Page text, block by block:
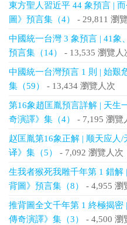
東方聖人習近平 44 象預言 |
圖》預言集（4）
- 29,811 瀏
中國統一台灣 3 象預言 | 41象
預言集（14）
- 13,535 瀏覽人
中國統一台灣預言 1 則 | 始艱
集（59）
- 13,434 瀏覽人次
第16象趙匡胤預言詳解 | 天生
奇演譯》集（4）
- 7,195 瀏覽
赵匡胤第16象正解 | 顺天应人
译》集（5）
- 7,092 瀏覽人次
生我者猴死我雕千年第 1 錯解
背圖》預言集（8）
- 4,955 瀏
推背圖全文千年第 1 終極揭密
傳奇演譯》集（3）
- 4,500 瀏